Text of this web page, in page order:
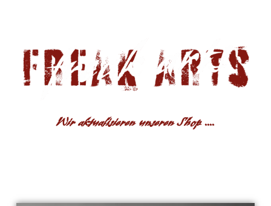
Wir aktualisieren unseren Shop ....